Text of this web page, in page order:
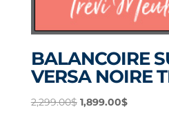
BALANCOIRE
VERSA NOIRE
2,299.00$ Le
1,899.00$Le